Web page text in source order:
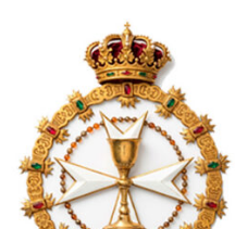
contenido